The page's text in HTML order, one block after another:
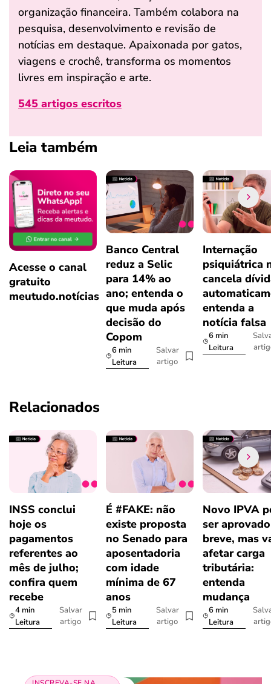
organização financeira. Também colabora na
pesquisa, desenvolvimento e revisão de
notícias em destaque. Apaixonada por gatos,
viagens e crochê, transforma os momentos
livres em inspiração e arte.
545 artigos escritos
Leia também
Acesse o canal
gratuito
meutudo.notícias
Banco Central
reduz a Selic
para 14% ao
ano; entenda o
que muda após
decisão do
Copom
6 min
Leitura
Salvar
artigo
Internação
psiquiátrica
cancela
entenda a
notícia falsa
6 min
Leitura
Relacionados
INSS conclui
hoje os
pagamentos
referentes ao
mês de julho;
confira quem
recebe
4 min
Leitura
Salvar
artigo
É #FAKE: não
existe proposta
no Senado para
aposentadoria
com idade
mínima de 67
anos
5 min
Leitura
Salvar
artigo
Novo IPVA
ser
breve, mas
afetar carga
tributária:
entenda
mudança
6 min
Leitura